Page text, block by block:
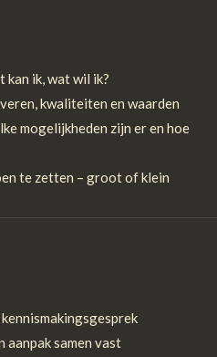
kan ik, wat wil ik?
kwaliteiten en waarden
mogelijkheden zijn er en hoe
te zetten – groot of klein
aanpak samen vast